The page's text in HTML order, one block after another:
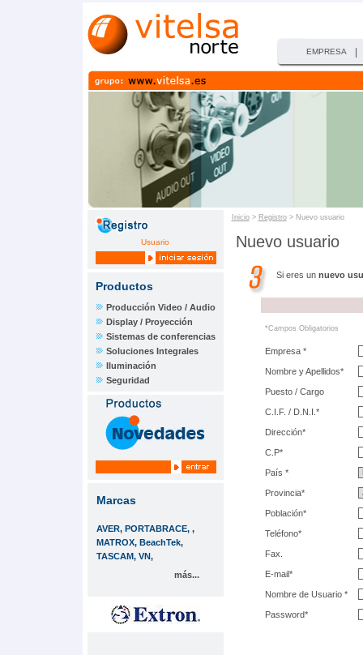
EMPRESA
Usuario
Productos
Producción Video / Audio
Display / Proyección
Sistemas de conferencias
Soluciones Integrales
Iluminación
Seguridad
Marcas
AVER, PORTABRACE, ,
MATROX, BeachTek,
TASCAM, VN,
más...
Inicio> Registro> Nuevo usuario
Nuevo usuario
Si eres un nuevo
*Campos Obligatorios
Empresa *
Nombre y Apellidos*
Puesto / Cargo
C.I.F. / D.N.I.*
Dirección*
C.P*
País *
Provincia*
Población*
Teléfono*
Fax.
E-mail*
Nombre de Usuario *
Password*